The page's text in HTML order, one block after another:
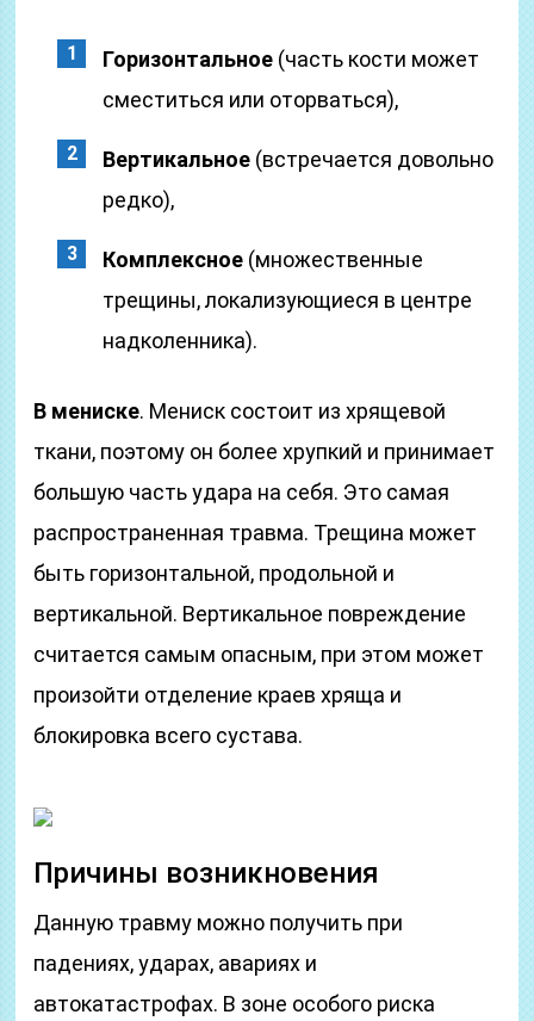
Горизонтальное (часть кости может
сместиться или оторваться),
Вертикальное (встречается довольно
редко),
Комплексное (множественные
трещины, локализующиеся в центре
надколенника).
В мениске. Мениск состоит из хрящевой
ткани, поэтому он более хрупкий и принимает
большую часть удара на себя. Это самая
распространенная травма. Трещина может
быть горизонтальной, продольной и
вертикальной. Вертикальное повреждение
считается самым опасным, при этом может
произойти отделение краев хряща и
блокировка всего сустава.
Причины возникновения
Данную травму можно получить при
падениях, ударах, авариях и
автокатастрофах. В зоне особого риска